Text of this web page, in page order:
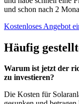
und schon nach 2
Kostenloses Angebot
Häufig
Warum ist jetzt der
zu investieren?
Die Kosten für